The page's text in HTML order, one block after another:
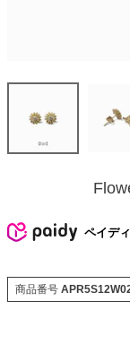
ペイデ
商品番号